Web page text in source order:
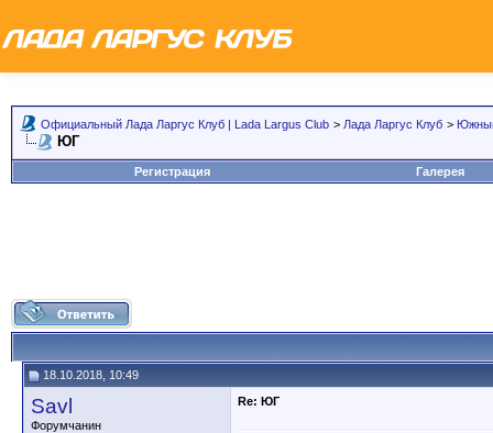
Официальный Лада Ларгус Клуб | Lada Largus Club > Лада Ларгус Клуб >
ЮГ
Регистрация Галерея
18.10.2018, 10:49
Savl
Форумчанин
Re: ЮГ